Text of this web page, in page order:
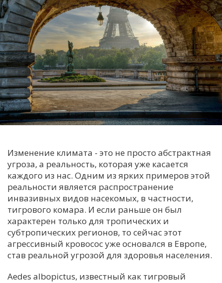
Б
В
Е
К
М
П
Р
С
У
Х
Ч
Я
Изменение климата - это не просто абстрактная
угроза, а реальность, которая уже касается
каждого из нас. Одним из ярких примеров этой
реальности является распространение
инвазивных видов насекомых, в частности,
тигрового комара. И если раньше он был
характерен только для тропических и
субтропических регионов, то сейчас этот
агрессивный кровосос уже основался в Европе,
став реальной угрозой для здоровья населения.
Aedes albopictus, известный как тигровый